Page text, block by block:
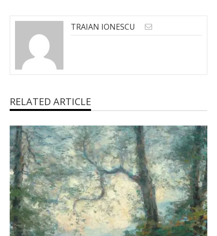
TRAIAN IONESCU
RELATED ARTICLE